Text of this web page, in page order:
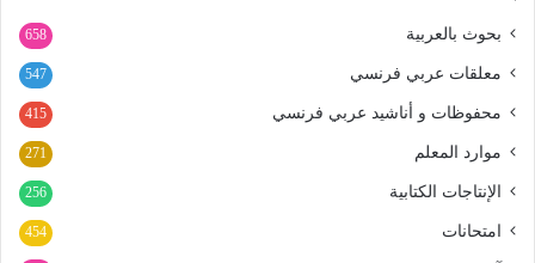
بحوث بالعربية 658
معلقات عربي فرنسي 547
محفوظات و أناشيد عربي فرنسي 415
موارد المعلم 271
الإنتاجات الكتابية 256
امتحانات 454